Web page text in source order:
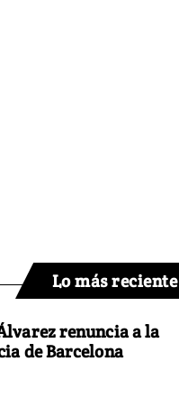
Lo más reciente
renuncia a la
de Barcelona